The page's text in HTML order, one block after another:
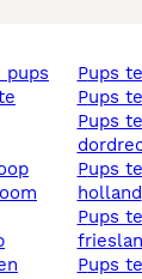
pups
pups
pups
pups te koop in
pups te koop noord
holland
pups te koop in
pups te koop in